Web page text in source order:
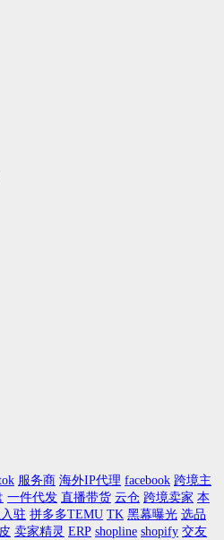
服务商 海外IP代理 facebook 跨境主
一件代发 直播带货 云仓 跨境卖家 本
驻 拼多多TEMU TK 黑幕曝光 选品
卖家精灵 ERP shopline shopify 交友